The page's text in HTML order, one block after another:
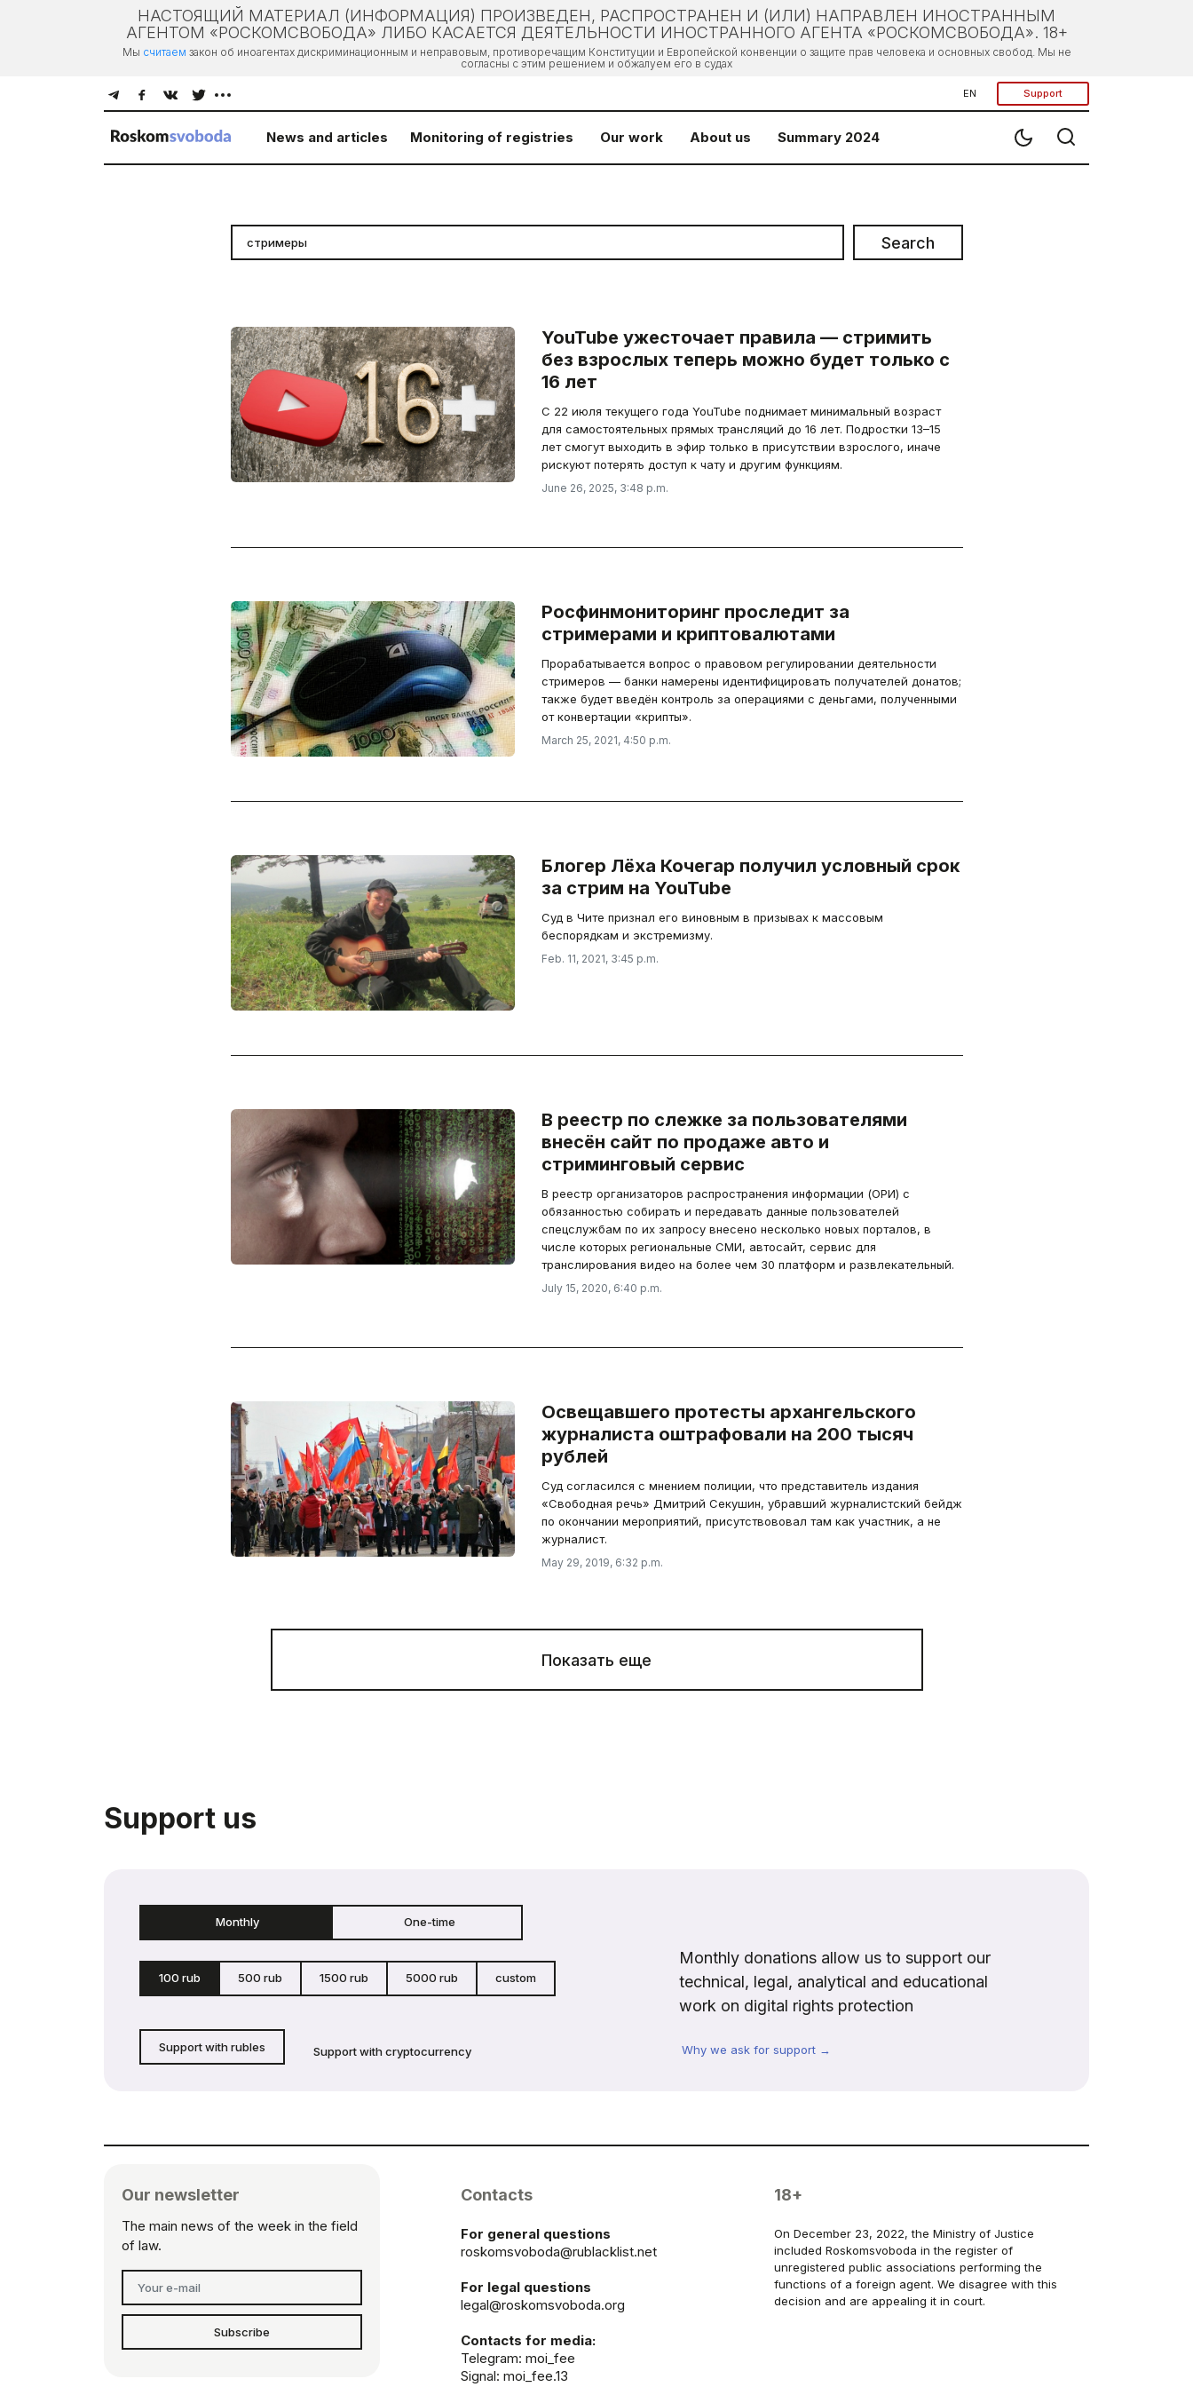
НАСТОЯЩИЙ МАТЕРИАЛ (ИНФОРМАЦИЯ) ПРОИЗВЕДЕН, РАСПРОСТРАНЕН И (ИЛИ) НАПРАВЛЕН ИНОСТРАННЫМ
АГЕНТОМ «РОСКОМСВОБОДА» ЛИБО КАСАЕТСЯ ДЕЯТЕЛЬНОСТИ ИНОСТРАННОГО АГЕНТА «РОСКОМСВОБОДА». 18+
Мы считаем закон об иноагентах дискриминационным и неправовым, противоречащим Конституции и Европейской конвенции о защите прав человека и основных свобод. Мы не
согласны с этим решением и обжалуем его в судах
EN Support
News and articles Monitoring of registries Our work About us Summary 2024
Search
YouTube ужесточает правила — стримить
без взрослых теперь можно будет только с
16 лет
С 22 июля текущего года YouTube поднимает минимальный возраст
для самостоятельных прямых трансляций до 16 лет. Подростки 13–15
лет смогут выходить в эфир только в присутствии взрослого, иначе
рискуют потерять доступ к чату и другим функциям.
June 26, 2025, 3:48 p.m.
Росфинмониторинг проследит за
стримерами и криптовалютами
Прорабатывается вопрос о правовом регулировании деятельности
стримеров — банки намерены идентифицировать получателей донатов;
также будет введён контроль за операциями с деньгами, полученными
от конвертации «крипты».
March 25, 2021, 4:50 p.m.
Блогер Лёха Кочегар получил условный срок
за стрим на YouTube
Суд в Чите признал его виновным в призывах к массовым
беспорядкам и экстремизму.
Feb. 11, 2021, 3:45 p.m.
В реестр по слежке за пользователями
внесён сайт по продаже авто и
стриминговый сервис
В реестр организаторов распространения информации (ОРИ) с
обязанностью собирать и передавать данные пользователей
спецслужбам по их запросу внесено несколько новых порталов, в
числе которых региональные СМИ, автосайт, сервис для
транслирования видео на более чем 30 платформ и развлекательный.
July 15, 2020, 6:40 p.m.
Освещавшего протесты архангельского
журналиста оштрафовали на 200 тысяч
рублей
Суд согласился с мнением полиции, что представитель издания
«Свободная речь» Дмитрий Секушин, убравший журналистский бейдж
по окончании мероприятий, присутствововал там как участник, а не
журналист.
May 29, 2019, 6:32 p.m.
Показать еще
Support us
Monthly One-time
100 rub 500 rub 1500 rub 5000 rub custom
Support with rubles Support with cryptocurrency
Monthly donations allow us to support our
technical, legal, analytical and educational
work on digital rights protection
Why we ask for support →
Our newsletter
The main news of the week in the field
of law.
Subscribe
Contacts
For general questions
roskomsvoboda@rublacklist.net
For legal questions
legal@roskomsvoboda.org
Contacts for media:
Telegram: moi_fee
Signal: moi_fee.13
18+
On December 23, 2022, the Ministry of Justice
included Roskomsvoboda in the register of
unregistered public associations performing the
functions of a foreign agent. We disagree with this
decision and are appealing it in court.